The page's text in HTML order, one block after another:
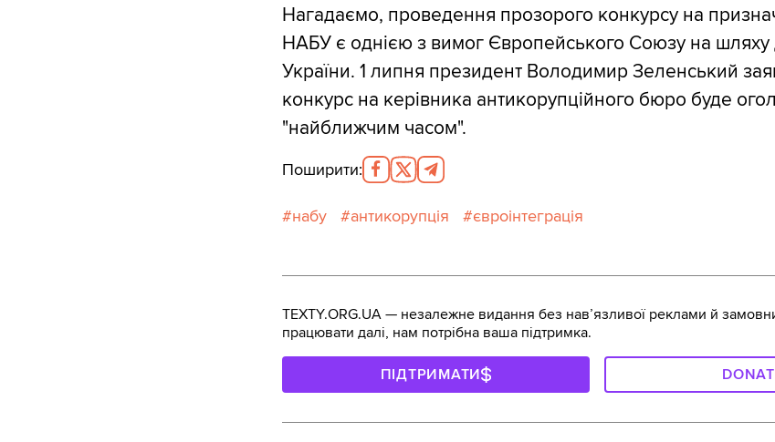
Нагадаємо, проведення прозорого конкурсу на
НАБУ є однією з вимог Європейського Союзу на шляху
України. 1 липня президент Володимир Зеленський
конкурс на керівника антикорупційного бюро буде
"найближчим часом".
Поширити:
набу антикорупція євроінтеграція
TEXTY.ORG.UA — незалежне видання без навʼязливої реклами й
працювати далі, нам потрібна ваша підтримка.
ПІДТРИМАТИ